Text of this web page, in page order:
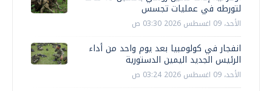
لتورطه في عمليات تجسس
الأحد، 09 اغسطس 2026 03:30 ص
انفجار في كولومبيا بعد يوم واحد من أداء
الرئيس الجديد اليمين الدستورية
الأحد، 09 اغسطس 2026 03:24 ص